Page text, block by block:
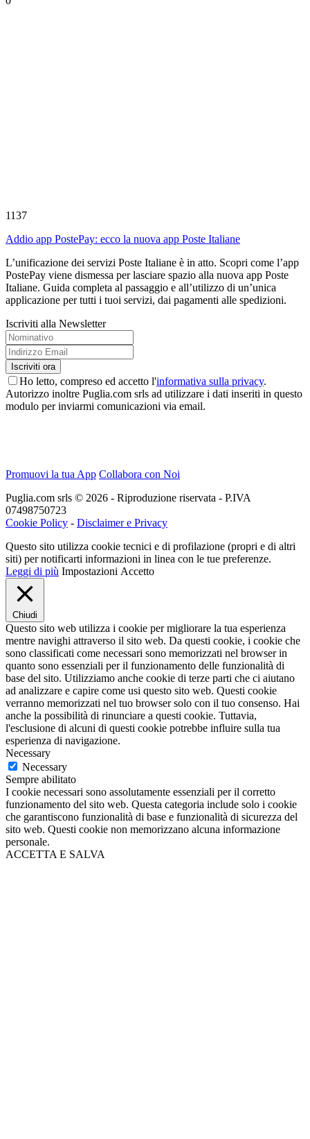
1137
Addio app PostePay: ecco la nuova app Poste Italiane
L’unificazione dei servizi Poste Italiane è in atto. Scopri come l’app
PostePay viene dismessa per lasciare spazio alla nuova app Poste
Italiane. Guida completa al passaggio e all’utilizzo di un’unica
applicazione per tutti i tuoi servizi, dai pagamenti alle spedizioni.
Iscriviti alla Newsletter
Ho letto, compreso ed accetto l'informativa sulla privacy.
Autorizzo inoltre Puglia.com srls ad utilizzare i dati inseriti in questo
modulo per inviarmi comunicazioni via email.
Promuovi la tua App Collabora con Noi
Puglia.com srls © 2026 - Riproduzione riservata - P.IVA
07498750723
Cookie Policy - Disclaimer e Privacy
Questo sito utilizza cookie tecnici e di profilazione (propri e di altri
siti) per notificarti informazioni in linea con le tue preferenze.
Leggi di più Impostazioni Accetto
Chiudi
Questo sito web utilizza i cookie per migliorare la tua esperienza
mentre navighi attraverso il sito web. Da questi cookie, i cookie che
sono classificati come necessari sono memorizzati nel browser in
quanto sono essenziali per il funzionamento delle funzionalità di
base del sito. Utilizziamo anche cookie di terze parti che ci aiutano
ad analizzare e capire come usi questo sito web. Questi cookie
verranno memorizzati nel tuo browser solo con il tuo consenso. Hai
anche la possibilità di rinunciare a questi cookie. Tuttavia,
l'esclusione di alcuni di questi cookie potrebbe influire sulla tua
esperienza di navigazione.
Necessary
Necessary
Sempre abilitato
I cookie necessari sono assolutamente essenziali per il corretto
funzionamento del sito web. Questa categoria include solo i cookie
che garantiscono funzionalità di base e funzionalità di sicurezza del
sito web. Questi cookie non memorizzano alcuna informazione
personale.
ACCETTA E SALVA